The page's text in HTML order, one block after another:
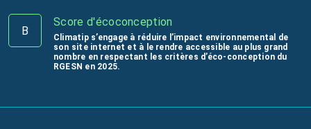
B
Score d'écoconception
Climatip s’engage à réduire l’impact environnemental de
son site internet et à le rendre accessible au plus grand
nombre en respectant les critères d’éco-conception du
RGESN en 2025.